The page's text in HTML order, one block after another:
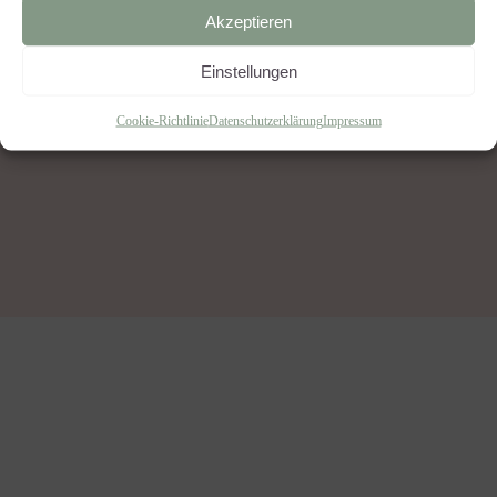
Akzeptieren
Einstellungen
Cookie-RichtlinieDatenschutzerklärungImpressum
BACK TO HOME